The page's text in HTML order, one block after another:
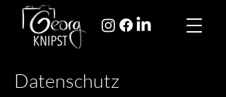
Datenschutz